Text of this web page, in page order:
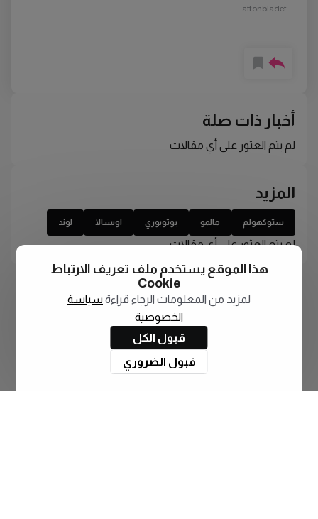
aftonbladet
أخبار ذات صلة
لم يتم العثور على أي مقالات
المزيد
ستوكهولم مالمو يوتوبوري اوبسالا لوند
لم يتم العثور على أي مقالات
هذا الموقع يستخدم ملف تعريف الارتباط
Cookie
لمزيد من المعلومات الرجاء قراءة سياسة
الخصوصية
قبول الكل
قبول الضروري